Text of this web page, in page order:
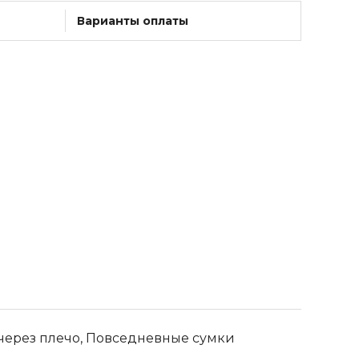
Варианты оплаты
плечо, Повседневные сумки